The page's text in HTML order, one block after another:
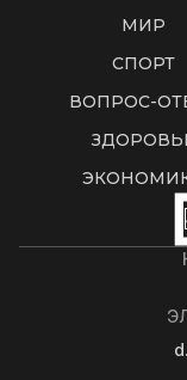
МИР
СПОРТ
ВОПРОС-